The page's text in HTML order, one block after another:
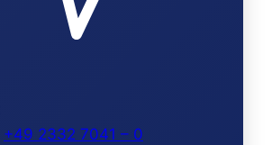
+49 2332 7041 – 0